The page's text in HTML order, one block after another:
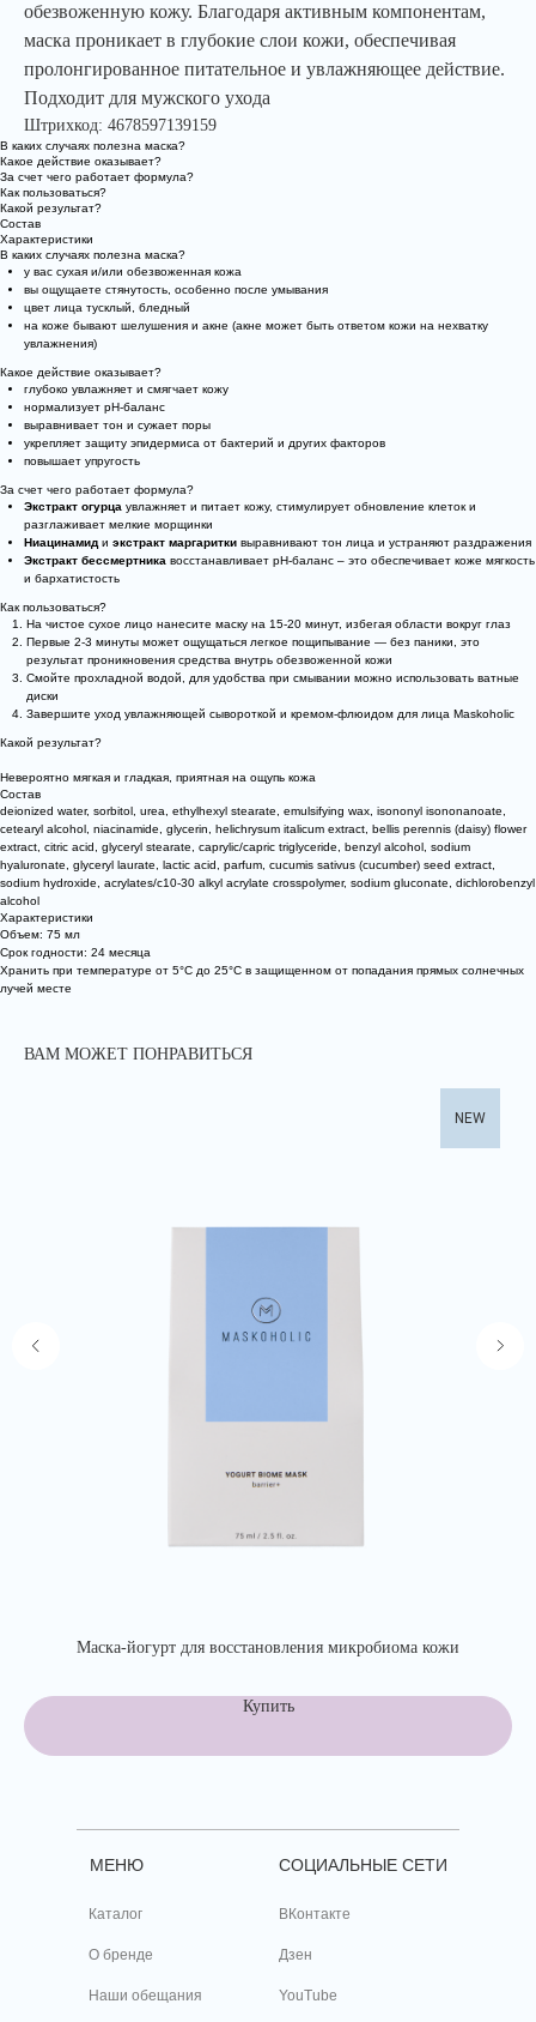
обезвоженную кожу. Благодаря активным компонентам,
маска проникает в глубокие слои кожи, обеспечивая
пролонгированное питательное и увлажняющее действие.
Подходит для мужского ухода
Штрихкод: 4678597139159
В каких случаях полезна маска?
Какое действие оказывает?
За счет чего работает формула?
Как пользоваться?
Какой результат?
Состав
Характеристики
В каких случаях полезна маска?
у вас сухая и/или обезвоженная кожа
вы ощущаете стянутость, особенно после умывания
цвет лица тусклый, бледный
на коже бывают шелушения и акне (акне может быть ответом кожи на нехватку
увлажнения)
Какое действие оказывает?
глубоко увлажняет и смягчает кожу
нормализует pH-баланс
выравнивает тон и сужает поры
укрепляет защиту эпидермиса от бактерий и других факторов
повышает упругость
За счет чего работает формула?
Экстракт огурца увлажняет и питает кожу, стимулирует обновление клеток и
разглаживает мелкие морщинки
Ниацинамид и экстракт маргаритки выравнивают тон лица и устраняют раздражения
Экстракт бессмертника восстанавливает pH-баланс – это обеспечивает коже мягкость
и бархатистость
Как пользоваться?
На чистое сухое лицо нанесите маску на 15-20 минут, избегая области вокруг глаз
Первые 2-3 минуты может ощущаться легкое пощипывание — без паники, это
результат проникновения средства внутрь обезвоженной кожи
Смойте прохладной водой, для удобства при смывании можно использовать ватные
диски
Завершите уход увлажняющей сывороткой и кремом-флюидом для лица Maskoholic
Какой результат?
Невероятно мягкая и гладкая, приятная на ощупь кожа
Состав
deionized water, sorbitol, urea, ethylhexyl stearate, emulsifying wax, isononyl isononanoate,
cetearyl alcohol, niacinamide, glycerin, helichrysum italicum extract, bellis perennis (daisy) flower
extract, citric acid, glyceryl stearate, caprylic/capric triglyceride, benzyl alcohol, sodium
hyaluronate, glyceryl laurate, lactic acid, parfum, cucumis sativus (cucumber) seed extract,
sodium hydroxide, acrylates/c10-30 alkyl acrylate crosspolymer, sodium gluconate, dichlorobenzyl
alcohol
Характеристики
Объем: 75 мл
Срок годности: 24 месяца
Хранить при температуре от 5°С до 25°С в защищенном от попадания прямых солнечных
лучей месте
ВАМ МОЖЕТ ПОНРАВИТЬСЯ
NEW
Маска-йогурт для восстановления микробиома кожи
Купить
МЕНЮ
Каталог
О бренде
Наши обещания
СОЦИАЛЬНЫЕ СЕТИ
Дзен
ВКонтакте
YouTube